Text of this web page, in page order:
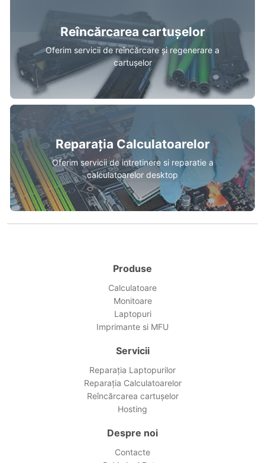
Reîncărcarea cartușelor
Oferim servicii de reîncărcare și regenerare a
cartușelor
Reparația Calculatoarelor
Oferim servicii de intretinere si reparatie a
calculatoarelor desktop
Produse
Calculatoare
Monitoare
Laptopuri
Imprimante si MFU
Servicii
Reparația Laptopurilor
Reparația Calculatoarelor
Reîncărcarea cartușelor
Hosting
Despre noi
Contacte